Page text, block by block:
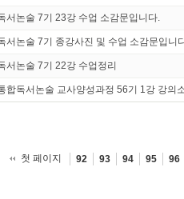
서논술 7기 23강 수업 소감문입니다.
서논술 7기 종강사진 및 수업 소감문입니
서논술 7기 22강 수업정리
합독서논술 교사양성과정 56기 1강 강의
첫 페이지 92 93 94 95 96